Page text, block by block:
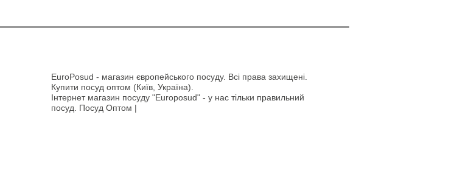
EuroPosud - магазин європейського посуду. Всі права захищені.
Купити посуд оптом (Київ, Україна).
Інтернет магазин посуду "Europosud" - у нас тільки правильний
посуд. Посуд Оптом |